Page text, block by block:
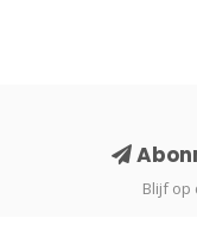
Blijf op